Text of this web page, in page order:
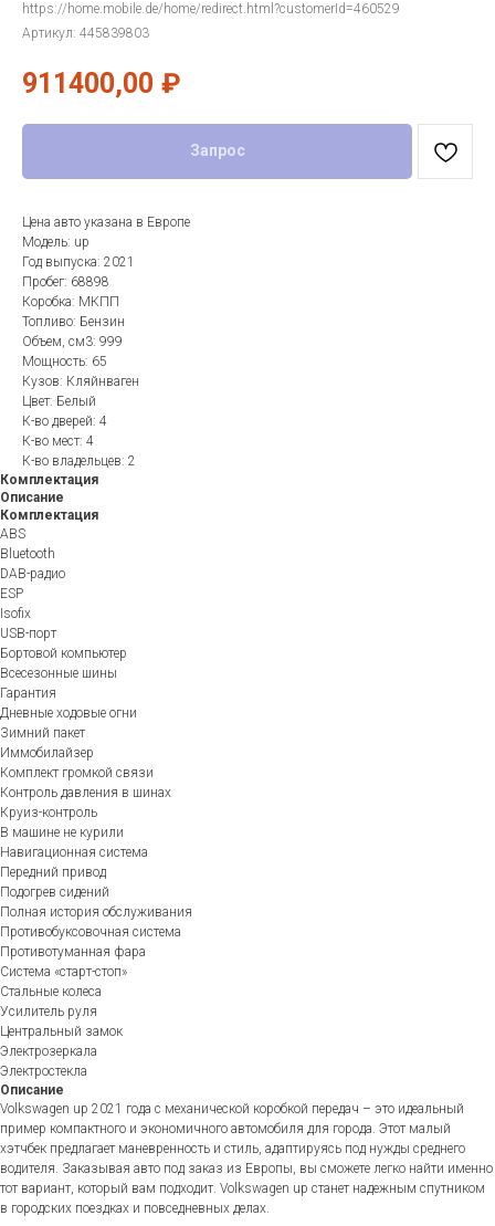
https://home.mobile.de/home/redirect.html?customerId=460529
Артикул: 445839803
911400,00 ₽
Запрос
Цена авто указана в Европе
Модель: up
Год выпуска: 2021
Пробег: 68898
Коробка: МКПП
Топливо: Бензин
Объем, см3: 999
Мощность: 65
Кузов: Кляйнваген
Цвет: Белый
К-во дверей: 4
К-во мест: 4
К-во владельцев: 2
Комплектация
Описание
Комплектация
ABS
Bluetooth
DAB-радио
ESP
Isofix
USB-порт
Бортовой компьютер
Всесезонные шины
Гарантия
Дневные ходовые огни
Зимний пакет
Иммобилайзер
Комплект громкой связи
Контроль давления в шинах
Круиз-контроль
В машине не курили
Навигационная система
Передний привод
Подогрев сидений
Полная история обслуживания
Противобуксовочная система
Противотуманная фара
Система «старт-стоп»
Стальные колеса
Усилитель руля
Центральный замок
Электрозеркала
Электростекла
Описание
Volkswagen up 2021 года с механической коробкой передач – это идеальный
пример компактного и экономичного автомобиля для города. Этот малый
хэтчбек предлагает маневренность и стиль, адаптируясь под нужды среднего
водителя. Заказывая авто под заказ из Европы, вы сможете легко найти именно
тот вариант, который вам подходит. Volkswagen up станет надежным спутником
в городских поездках и повседневных делах.